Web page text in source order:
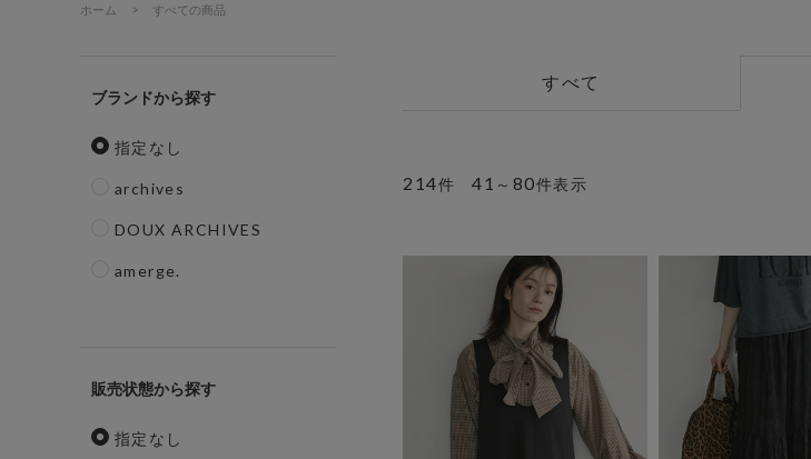
ホーム > すべての商品
ブランド
指定なし
archives
DOUX ARCHIVES
amerge.
販売状態
指定なし
すべて
214件 41 ～ 80件表示